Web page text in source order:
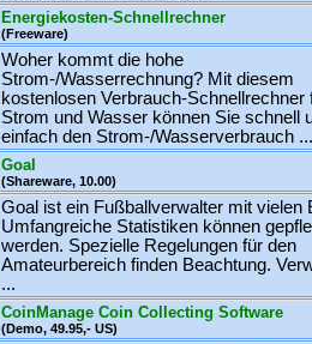
Energiekosten-Schnellrechner
(Freeware)
Woher kommt die hohe
Strom-/Wasserrechnung? Mit diesem
kostenlosen Verbrauch-Schnellrechner
Strom und Wasser können Sie schnell
einfach den Strom-/Wasserverbrauch ...
Goal
(Shareware, 10.00)
Goal ist ein Fußballverwalter mit vielen
Umfangreiche Statistiken können
werden. Spezielle Regelungen für den
Amateurbereich finden Beachtung.
...
CoinManage Coin Collecting Software
(Demo, 49.95,- US)